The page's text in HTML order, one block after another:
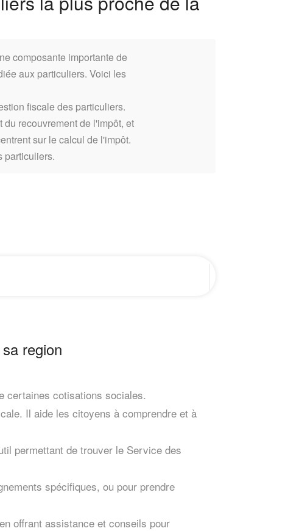
composante importante de
aux particuliers. Voici les
fiscale des particuliers.
recouvrement de l'impôt, et
sur le calcul de l'impôt.
particuliers.
region
certaines cotisations sociales.
Il aide les citoyens à comprendre et à
permettant de trouver le Service des
spécifiques, ou pour prendre
offrant assistance et conseils pour